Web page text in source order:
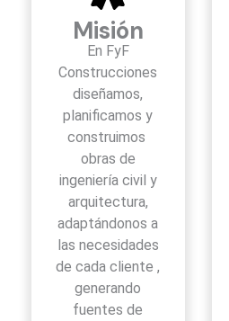
Misión
En FyF
Construcciones
diseñamos,
planificamos y
construimos
obras de
ingeniería civil y
arquitectura,
adaptándonos a
las necesidades
de cada cliente ,
generando
fuentes de